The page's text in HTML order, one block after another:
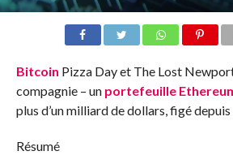
Bitcoin Pizza Day et The Lost
compagnie – un portefeuille
plus d’un milliard de dollars, figé
Résumé